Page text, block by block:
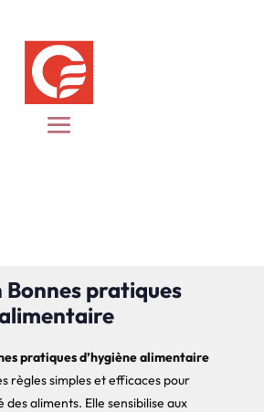
pratiques
pratiques d’hygiène alimentaire
règles simples et efficaces pour
aliments. Elle sensibilise aux